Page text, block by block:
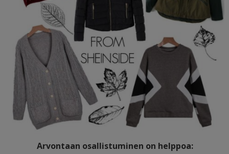
Arvontaan osallistuminen on helppoa: